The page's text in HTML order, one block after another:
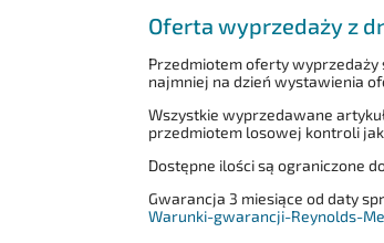
Oferta wyprzedaży z
Przedmiotem oferty wyprzedaży
najmniej na dzień wystawienia
Wszystkie wyprzedawane
przedmiotem losowej kontroli
Dostępne ilości są ograniczone
Gwarancja 3 miesiące od daty
Warunki-gwarancji-Reynolds-